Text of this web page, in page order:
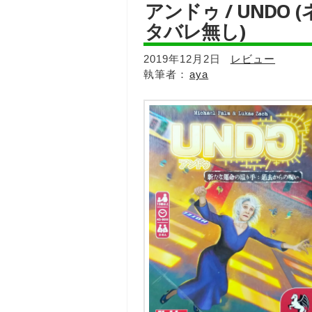
アンドゥ / UNDO (
タバレ無し)
2019年12月2日
レビュー
aya